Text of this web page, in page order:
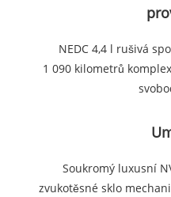
NEDC 4,4 l rušivá
1 090 kilometrů
Soukromý luxusní
zvukotěsné sklo